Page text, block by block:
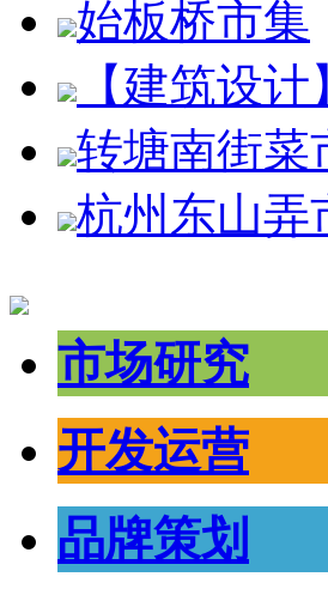
始板桥市集
【建筑设
转塘南街菜
杭州东山弄
市场研究
开发运营
品牌策划